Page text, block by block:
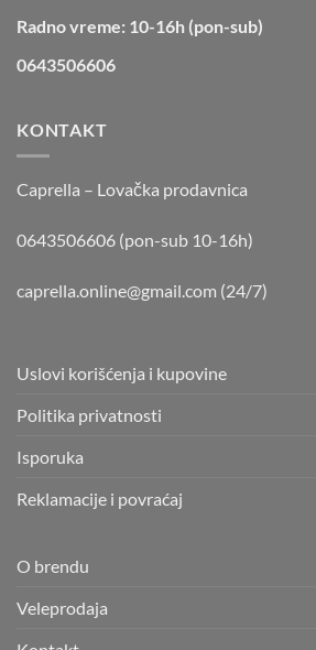
Radno vreme: 10-16h (pon-sub)
0643506606
KONTAKT
Caprella – Lovačka prodavnica
0643506606 (pon-sub 10-16h)
caprella.online@gmail.com (24/7)
Uslovi korišćenja i kupovine
Politika privatnosti
Isporuka
Reklamacije i povraćaj
O brendu
Veleprodaja